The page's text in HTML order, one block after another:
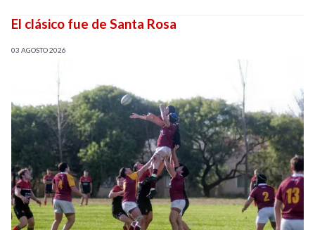
El clásico fue de Santa Rosa
03 AGOSTO 2026